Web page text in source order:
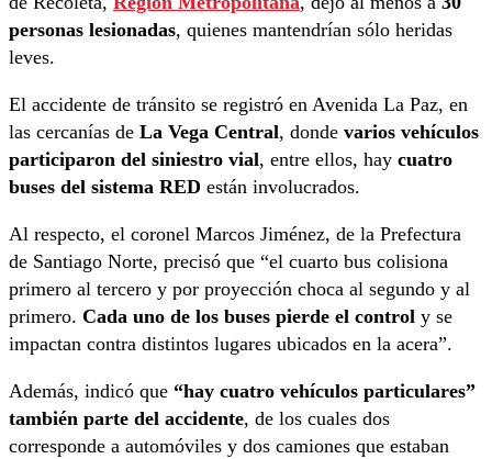
personas lesionadas, quienes mantendrían sólo heridas
leves.
El accidente de tránsito se registró en Avenida La Paz, en
las cercanías de La Vega Central, donde varios vehículos
participaron del siniestro vial, entre ellos, hay cuatro
buses del sistema RED están involucrados.
Al respecto, el coronel Marcos Jiménez, de la Prefectura
de Santiago Norte, precisó que “el cuarto bus colisiona
primero al tercero y por proyección choca al segundo y al
primero. Cada uno de los buses pierde el control y se
impactan contra distintos lugares ubicados en la acera”.
Además, indicó que “hay cuatro vehículos particulares”
también parte del accidente, de los cuales dos
corresponde a automóviles y dos camiones que estaban